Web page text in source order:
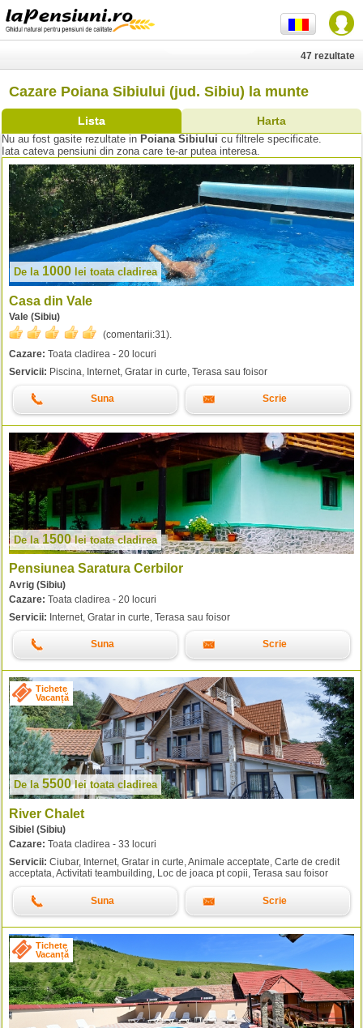
Cazare Poiana Sibiului (jud. Sibiu) la munte
Lista Harta
47 rezultate
Nu au fost gasite rezultate in Poiana Sibiului cu filtrele specificate.
Iata cateva pensiuni din zona care te-ar putea interesa.
De la 1000 lei toata cladirea
Casa din Vale
Vale (Sibiu)
(comentarii:31).
Cazare: Toata cladirea - 20 locuri
Servicii: Piscina, Internet, Gratar in curte, Terasa sau foisor
Suna Scrie
De la 1500leitoata cladirea
Pensiunea Saratura Cerbilor
Avrig (Sibiu)
Cazare: Toata cladirea - 20 locuri
Servicii: Internet, Gratar in curte, Terasa sau foisor
Suna Scrie
Tichete
Vacanță
De la 5500lei toata cladirea
River Chalet
Sibiel (Sibiu)
Cazare: Toata cladirea - 33 locuri
Servicii: Ciubar, Internet, Gratar in curte, Animale acceptate, Carte de credit
acceptata, Activitati teambuilding, Loc de joaca pt copii, Terasa sau foisor
Suna Scrie
Tichete
Vacanță